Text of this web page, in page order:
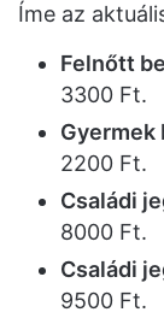
Íme az
Felnőtt
3300 Ft.
Gyermek
2200 Ft.
Családi
8000 Ft.
Családi
9500 Ft.